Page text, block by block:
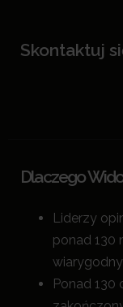
Skontaktuj
Dlaczego
Liderzy
ponad 130
Ponad 130